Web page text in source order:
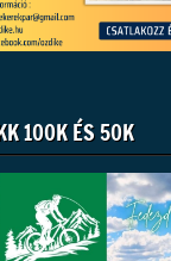
100K ÉS 50K